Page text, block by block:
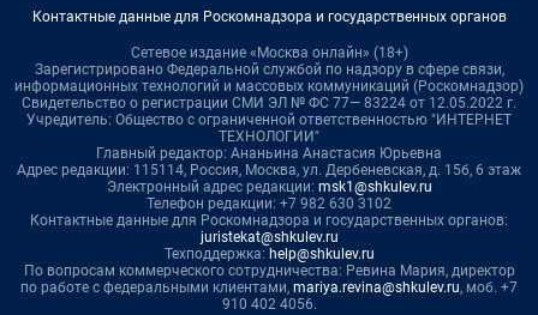
Контактные данные для Роскомнадзора и государственных органов
Сетевое издание «Москва онлайн» (18+)
Зарегистрировано Федеральной службой по надзору в сфере связи,
информационных технологий и массовых коммуникаций (Роскомнадзор)
Свидетельство о регистрации СМИ ЭЛ № ФС 77— 83224 от 12.05.2022 г.
Учредитель: Общество с ограниченной ответственностью "ИНТЕРНЕТ
ТЕХНОЛОГИИ"
Главный редактор: Ананьина Анастасия Юрьевна
Адрес редакции: 115114, Россия, Москва, ул. Дербеневская, д. 15б, 6 этаж
Электронный адрес редакции: msk1@shkulev.ru
Телефон редакции: +7 982 630 3102
Контактные данные для Роскомнадзора и государственных органов:
juristekat@shkulev.ru
Техподдержка: help@shkulev.ru
По вопросам коммерческого сотрудничества: Ревина Мария, директор
по работе с федеральными клиентами, mariya.revina@shkulev.ru, моб. +7
910 402 4056.